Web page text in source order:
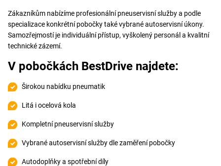
Zákazníkům nabízíme profesionální pneuservisní služby a podle
specializace konkrétní pobočky také vybrané autoservisní úkony.
Samozřejmostí je individuální přístup, vyškolený personál a kvalitní
technické zázemí.
V pobočkách BestDrive najdete:
Širokou nabídku pneumatik
Litá i ocelová kola
Kompletní pneuservisní služby
Vybrané autoservisní služby dle zaměření pobočky
Autodoplňky a spotřební díly